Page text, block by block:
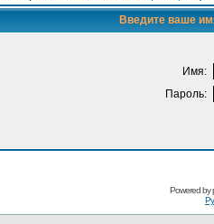
Введите ваше
Имя:
Пароль:
Powered by